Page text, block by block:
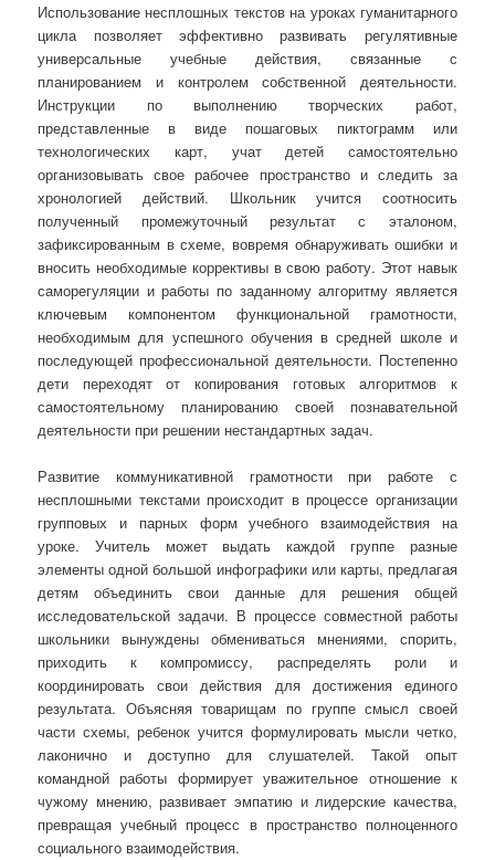
Использование несплошных текстов на уроках гуманитарного
цикла позволяет эффективно развивать регулятивные
универсальные учебные действия, связанные с
планированием и контролем собственной деятельности.
Инструкции по выполнению творческих работ,
представленные в виде пошаговых пиктограмм или
технологических карт, учат детей самостоятельно
организовывать свое рабочее пространство и следить за
хронологией действий. Школьник учится соотносить
полученный промежуточный результат с эталоном,
зафиксированным в схеме, вовремя обнаруживать ошибки и
вносить необходимые коррективы в свою работу. Этот навык
саморегуляции и работы по заданному алгоритму является
ключевым компонентом функциональной грамотности,
необходимым для успешного обучения в средней школе и
последующей профессиональной деятельности. Постепенно
дети переходят от копирования готовых алгоритмов к
самостоятельному планированию своей познавательной
деятельности при решении нестандартных задач.
Развитие коммуникативной грамотности при работе с
несплошными текстами происходит в процессе организации
групповых и парных форм учебного взаимодействия на
уроке. Учитель может выдать каждой группе разные
элементы одной большой инфографики или карты, предлагая
детям объединить свои данные для решения общей
исследовательской задачи. В процессе совместной работы
школьники вынуждены обмениваться мнениями, спорить,
приходить к компромиссу, распределять роли и
координировать свои действия для достижения единого
результата. Объясняя товарищам по группе смысл своей
части схемы, ребенок учится формулировать мысли четко,
лаконично и доступно для слушателей. Такой опыт
командной работы формирует уважительное отношение к
чужому мнению, развивает эмпатию и лидерские качества,
превращая учебный процесс в пространство полноценного
социального взаимодействия.